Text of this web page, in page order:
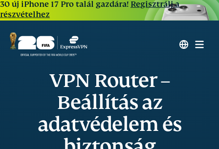
30 új iPhone 17 Pro talál gazdára! Regisztrálj a
részvételhez
VPN Router –
Beállítás az
adatvédelem és